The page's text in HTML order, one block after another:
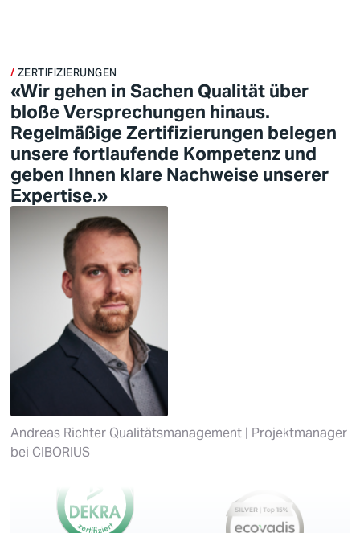
ZERTIFIZIERUNGEN
«Wir gehen in Sachen Qualität über
bloße Versprechungen hinaus.
Regelmäßige Zertifizierungen belegen
unsere fortlaufende Kompetenz und
geben Ihnen klare Nachweise unserer
Expertise.»
Andreas Richter Qualitätsmanagement | Projektmanager
bei CIBORIUS